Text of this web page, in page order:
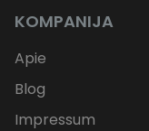
KOMPANIJA
Apie
Blog
Impressum